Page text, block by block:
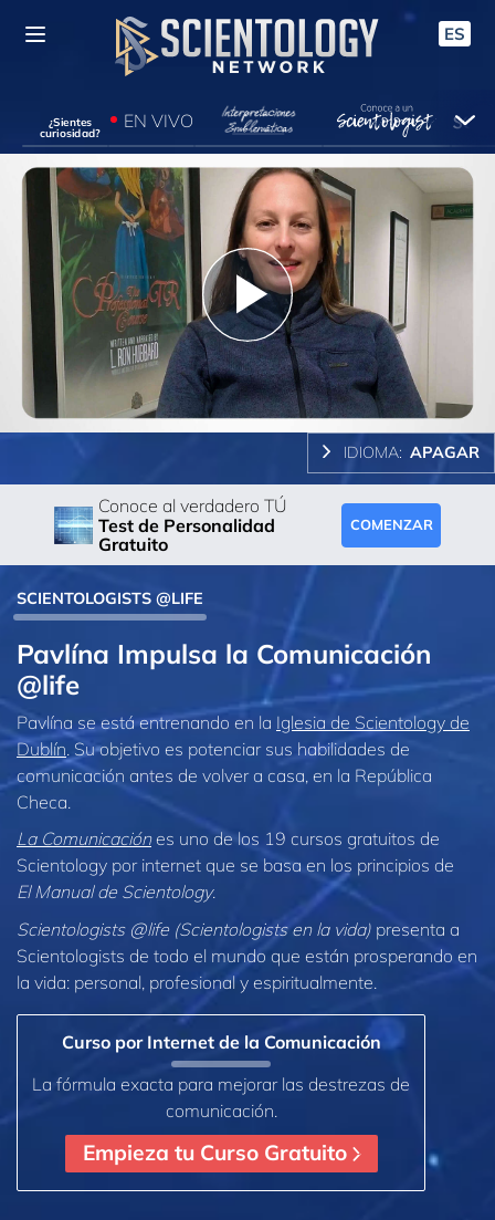
ES
¿Sientes
curiosidad?
EN VIVO
Play
Video
IDIOMA: APAGAR
Conoce al verdadero TÚ
Test de Personalidad
Gratuito
COMENZAR
SCIENTOLOGISTS @LIFE
Pavlína Impulsa la Comunicación
@life
Pavlína se está entrenando en la Iglesia de Scientology de
Dublín . Su objetivo es potenciar sus habilidades de
comunicación antes de volver a casa, en la República
Checa.
La Comunicaciónes uno de los 19 cursos gratuitos de
Scientology por internet que se basa en los principios de
El Manual de Scientology.
Scientologists @life (Scientologists en la vida) presenta a
Scientologists de todo el mundo que están prosperando en
la vida: personal, profesional y espiritualmente.
Curso por Internet de la Comunicación
La fórmula exacta para mejorar las destrezas de
comunicación.
Empieza tu Curso Gratuito